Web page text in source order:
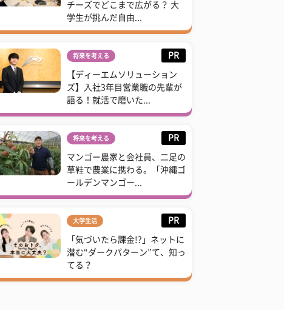
チーズでどこまで広がる？ 大
学生が挑んだ自由...
将来を考える PR
【ディーエムソリューション
ズ】入社3年目営業職の先輩が
語る！就活で磨いた...
将来を考える PR
マンゴー農家と会社員、二足の
草鞋で農業に携わる。「沖縄ゴ
ールデンマンゴー...
大学生活 PR
「気づいたら課金!?」ネットに
潜む“ダークパターン”て、知っ
てる？